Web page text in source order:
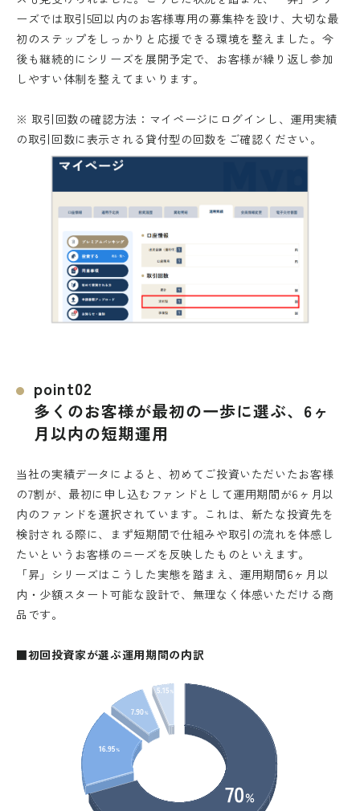
ーズでは取引5回以内のお客様専用の募集枠を設け、大切な最
初のステップをしっかりと応援できる環境を整えました。今
後も継続的にシリーズを展開予定で、お客様が繰り返し参加
しやすい体制を整えてまいります。
※ 取引回数の確認方法：マイページにログインし、運用実績
の取引回数に表示される貸付型の回数をご確認ください。
point02
多くのお客様が最初の一歩に選ぶ、6ヶ
月以内の短期運用
当社の実績データによると、初めてご投資いただいたお客様
の7割が、最初に申し込むファンドとして運用期間が6ヶ月以
内のファンドを選択されています。これは、新たな投資先を
検討される際に、まず短期間で仕組みや取引の流れを体感し
たいというお客様のニーズを反映したものといえます。
「昇」シリーズはこうした実態を踏まえ、運用期間6ヶ月以
内・少額スタート可能な設計で、無理なく体感いただける商
品です。
■初回投資家が選ぶ運用期間の内訳